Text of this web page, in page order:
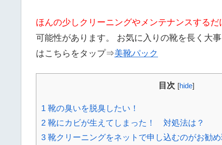
ほんの少しクリーニングやメンテナンスする
可能性があります。 お気に入りの靴を長く大
はこちらをタップ⇒美靴パック
目次 [hide]
1 靴の臭いを脱臭したい！
2 靴にカビが生えてしまった！ 対処法は？
3 靴クリーニングをネットで申し込むのがお勧